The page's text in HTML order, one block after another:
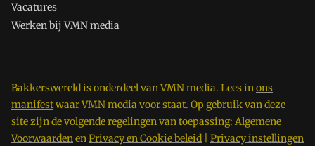
Vacatures
Werken bij VMN media
Bakkerswereld is onderdeel van VMN media. Lees inons
manifestwaar VMN media voor staat. Op gebruik van deze
site zijn de volgende regelingen van toepassing: Algemene
VoorwaardenenPrivacy en Cookie beleid Privacy instellingen